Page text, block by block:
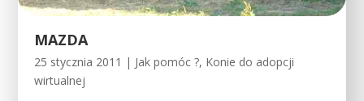
MAZDA
25 stycznia 2011 | Jak pomóc ?, Konie do adopcji
wirtualnej